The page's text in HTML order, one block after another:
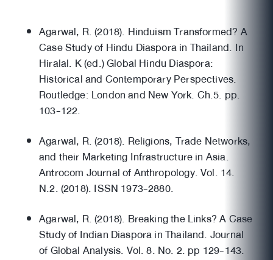
Agarwal, R. (2018). Hinduism Transformed? A
Case Study of Hindu Diaspora in Thailand. In
Hiralal. K (ed.) Global Hindu Diaspora:
Historical and Contemporary Perspectives.
Routledge: London and New York. Ch.5. pp.
103-122.
Agarwal, R. (2018). Religions, Trade Networks,
and their Marketing Infrastructure in Asia.
Antrocom Journal of Anthropology. Vol. 14.
N.2. (2018). ISSN 1973-2880.
Agarwal, R. (2018). Breaking the Links? A Case
Study of Indian Diaspora in Thailand. Journal
of Global Analysis. Vol. 8. No. 2. pp 129-143.